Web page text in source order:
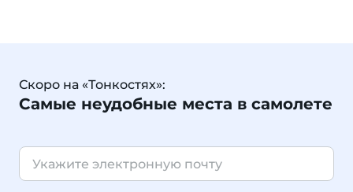
Скоро на «Тонкостях»:
Самые неудобные места в самолете